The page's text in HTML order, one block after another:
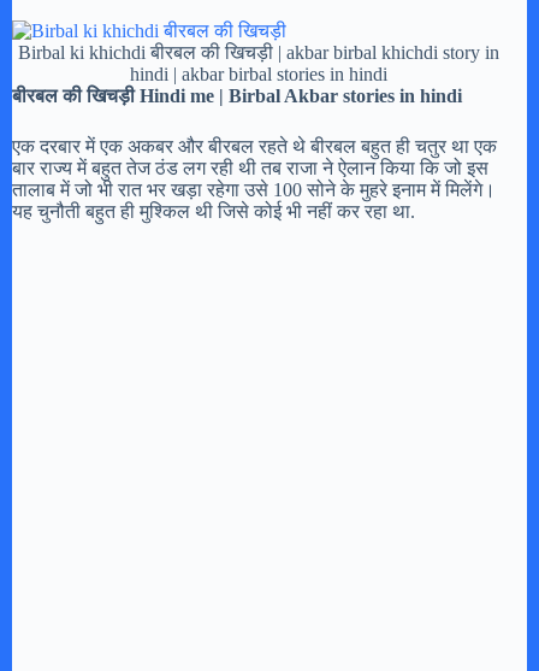
Birbal ki khichdi बीरबल की खिचड़ी | akbar birbal khichdi story in
hindi | akbar birbal stories in hindi
बीरबल की खिचड़ी Hindi me | Birbal Akbar stories in hindi
एक दरबार में एक अकबर और बीरबल रहते थे बीरबल बहुत ही चतुर था एक
बार राज्य में बहुत तेज ठंड लग रही थी तब राजा ने ऐलान किया कि जो इस
तालाब में जो भी रात भर खड़ा रहेगा उसे 100 सोने के मुहरे इनाम में मिलेंगे।
यह चुनौती बहुत ही मुश्किल थी जिसे कोई भी नहीं कर रहा था.